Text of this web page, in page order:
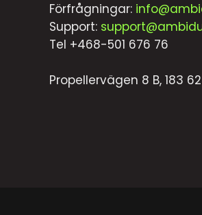
Förfrågningar:
Support:
Tel +468-501 676 76
Propellervägen 8 B, 183